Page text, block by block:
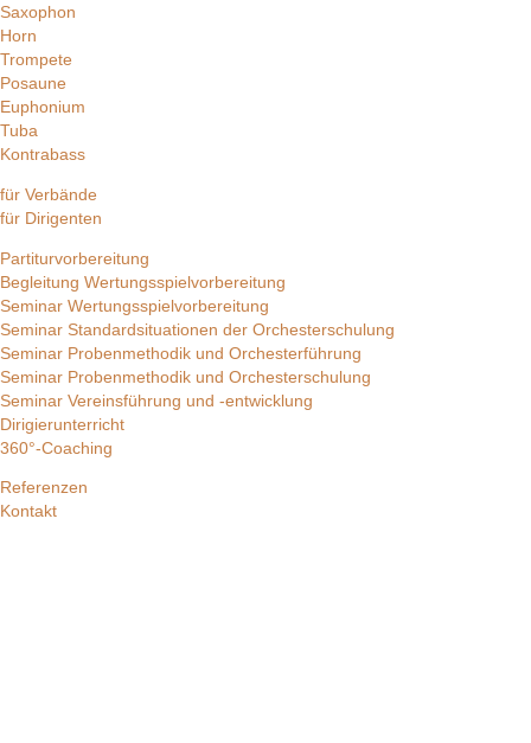
Saxophon
Horn
Trompete
Posaune
Euphonium
Tuba
Kontrabass
für Verbände
für Dirigenten
Partiturvorbereitung
Begleitung Wertungsspielvorbereitung
Seminar Wertungsspielvorbereitung
Seminar Standardsituationen der Orchesterschulung
Seminar Probenmethodik und Orchesterführung
Seminar Probenmethodik und Orchesterschulung
Seminar Vereinsführung und -entwicklung
Dirigierunterricht
360°-Coaching
Referenzen
Kontakt